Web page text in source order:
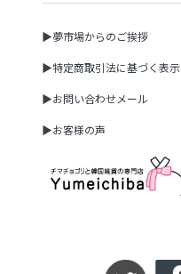
▶夢市場からのご挨拶
▶特定商取引法に基づく表示
▶お問い合わせメール
▶お客様の声